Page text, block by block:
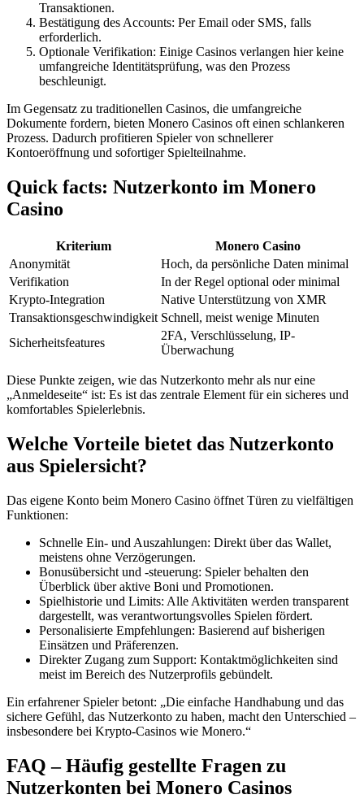
Transaktionen.
Bestätigung des Accounts: Per Email oder SMS, falls
erforderlich.
Optionale Verifikation: Einige Casinos verlangen hier keine
umfangreiche Identitätsprüfung, was den Prozess
beschleunigt.
Im Gegensatz zu traditionellen Casinos, die umfangreiche
Dokumente fordern, bieten Monero Casinos oft einen schlankeren
Prozess. Dadurch profitieren Spieler von schnellerer
Kontoeröffnung und sofortiger Spielteilnahme.
Quick facts: Nutzerkonto im Monero
Casino
Kriterium
Monero Casino
Anonymität
Hoch, da persönliche Daten minimal
Verifikation
In der Regel optional oder minimal
Krypto-Integration
Native Unterstützung von XMR
Transaktionsgeschwindigkeit Schnell, meist wenige Minuten
Sicherheitsfeatures
2FA, Verschlüsselung, IP-
Überwachung
Diese Punkte zeigen, wie das Nutzerkonto mehr als nur eine
„Anmeldeseite“ ist: Es ist das zentrale Element für ein sicheres und
komfortables Spielerlebnis.
Welche Vorteile bietet das Nutzerkonto
aus Spielersicht?
Das eigene Konto beim Monero Casino öffnet Türen zu vielfältigen
Funktionen:
Schnelle Ein- und Auszahlungen: Direkt über das Wallet,
meistens ohne Verzögerungen.
Bonusübersicht und -steuerung: Spieler behalten den
Überblick über aktive Boni und Promotionen.
Spielhistorie und Limits: Alle Aktivitäten werden transparent
dargestellt, was verantwortungsvolles Spielen fördert.
Personalisierte Empfehlungen: Basierend auf bisherigen
Einsätzen und Präferenzen.
Direkter Zugang zum Support: Kontaktmöglichkeiten sind
meist im Bereich des Nutzerprofils gebündelt.
Ein erfahrener Spieler betont: „Die einfache Handhabung und das
sichere Gefühl, das Nutzerkonto zu haben, macht den Unterschied –
insbesondere bei Krypto-Casinos wie Monero.“
FAQ – Häufig gestellte Fragen zu
Nutzerkonten bei Monero Casinos